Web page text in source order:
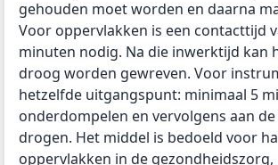
gehouden moet worden en daarna
Voor oppervlakken is een contacttijd
minuten nodig. Na die inwerktijd kan
droog worden gewreven. Voor
hetzelfde uitgangspunt: minimaal 5
onderdompelen en vervolgens aan
drogen. Het middel is bedoeld voor
oppervlakken in de